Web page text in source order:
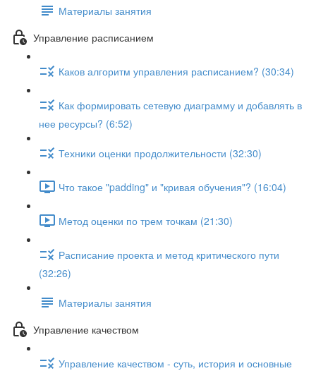
Материалы занятия
Управление расписанием
Каков алгоритм управления расписанием? (30:34)
Как формировать сетевую диаграмму и добавлять в
нее ресурсы? (6:52)
Техники оценки продолжительности (32:30)
Что такое "padding" и "кривая обучения"? (16:04)
Метод оценки по трем точкам (21:30)
Расписание проекта и метод критического пути
(32:26)
Материалы занятия
Управление качеством
Управление качеством - суть, история и основные